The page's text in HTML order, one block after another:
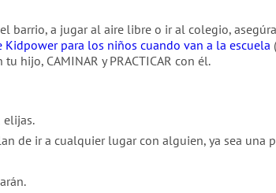
barrio, a jugar al aire libre o ir al colegio,
para los niños cuando van a la escuela
hijo, CAMINAR y PRACTICAR con él.
elijas.
de ir a cualquier lugar con alguien, ya sea una